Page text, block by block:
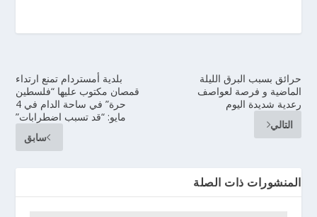
بلدية أمستردام تمنع ارتداء
قمصان مكتوب عليها “فلسطين
حرة” في ساحة الدام في 4
مايو: “قد تسبب اضطرابات”
سابق
حرائق بسبب البرق الليلة
الماضية و فرصة لعواصف
رعدية شديدة اليوم
التالي
المنشورات ذات الصلة